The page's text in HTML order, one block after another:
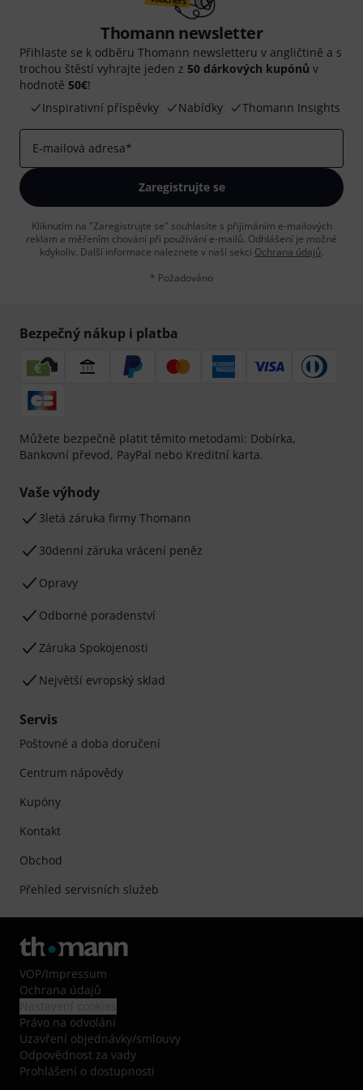
Thomann newsletter
Přihlaste se k odběru Thomann newsletteru v angličtině a s
trochou štěstí vyhrajte jeden z 50 dárkových kupónů v
hodnotě 50€!
Inspirativní příspěvky
Nabídky Thomann Insights
E-mailová adresa*
Zaregistrujte se
Kliknutím na "Zaregistrujte se" souhlasíte s přijímáním e-mailových
reklam a měřením chování při používání e-mailů. Odhlášení je možné
kdykoliv. Další informace naleznete v naší sekci Ochrana údajů.
* Požadováno
Bezpečný nákup i platba
Můžete bezpečně platit těmito metodami: Dobírka,
Bankovní převod, PayPal nebo Kreditní karta.
Vaše výhody
3letá záruka firmy Thomann
30denní záruka vrácení peněz
Opravy
Odborné poradenství
Záruka Spokojenosti
Největší evropský sklad
Servis
Poštovné a doba doručení
Centrum nápovědy
Kupóny
Kontakt
Obchod
Přehled servisních služeb
VOP/Impressum
Ochrana údajů
Právo na odvolání
Uzavření objednávky/smlouvy
Odpovědnost za vady
Prohlášení o dostupnosti